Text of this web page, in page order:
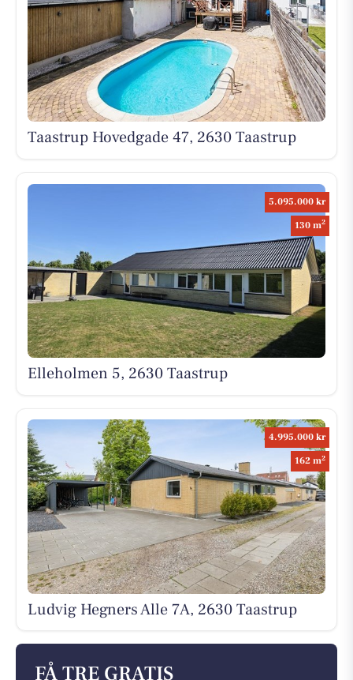
Taastrup Hovedgade 47, 2630 Taastrup
5.095.000 kr
130 m2
Elleholmen 5, 2630 Taastrup
4.995.000 kr
162 m2
Ludvig Hegners Alle 7A, 2630 Taastrup
FÅ TRE GRATIS